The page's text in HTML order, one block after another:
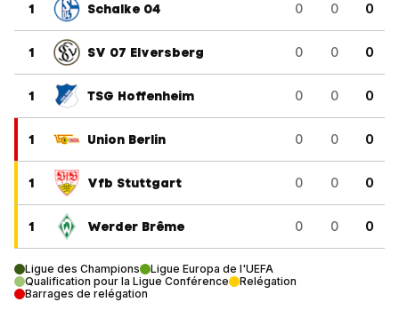
1 Schalke 04 0 0 0
1 SV 07 Elversberg 0 0 0
1 TSG Hoffenheim 0 0 0
1 Union Berlin 0 0 0
1 Vfb Stuttgart 0 0 0
1 Werder Brême 0 0 0
Ligue des Champions
Ligue Europa de l'UEFA
Qualification pour la Ligue Conférence
Relégation
Barrages de relégation